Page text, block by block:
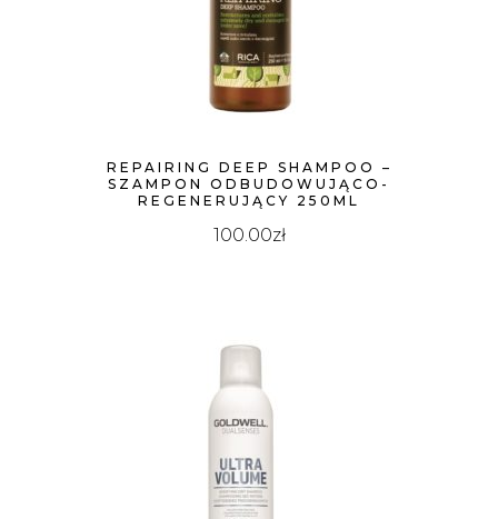
REPAIRING DEEP SHAMPOO –
SZAMPON ODBUDOWUJĄCO-
REGENERUJĄCY 250ML
100.00zł